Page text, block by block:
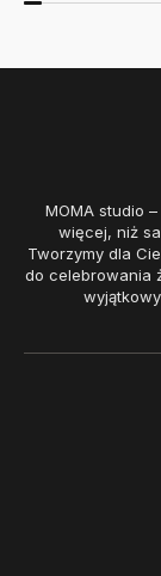
MOMA studio
więcej, niż
Tworzymy dla
do celebrowania